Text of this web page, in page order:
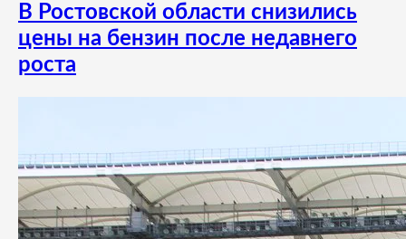
В Ростовской области снизились
цены на бензин после недавнего
роста